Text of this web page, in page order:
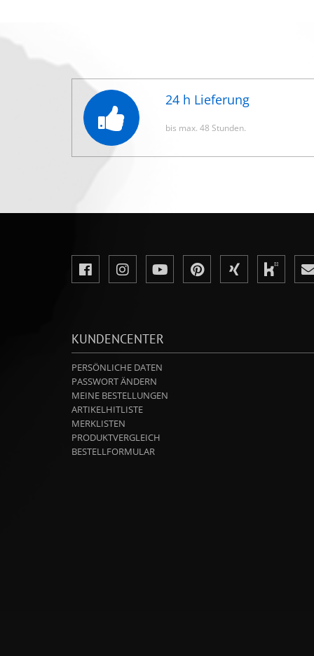
24 h Lieferung
bis max. 48 Stunden.
KUNDENCENTER
PERSÖNLICHE DATEN
PASSWORT ÄNDERN
MEINE BESTELLUNGEN
ARTIKELHITLISTE
MERKLISTEN
PRODUKTVERGLEICH
BESTELLFORMULAR